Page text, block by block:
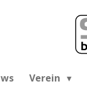
Verein